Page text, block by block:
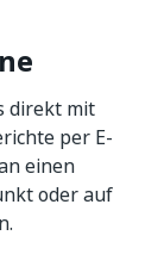
direkt mit
per E-
einen
oder auf